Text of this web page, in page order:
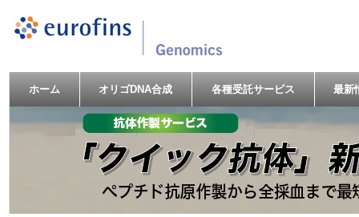
ホーム オリゴDNA合成 各種受託サービス 最新